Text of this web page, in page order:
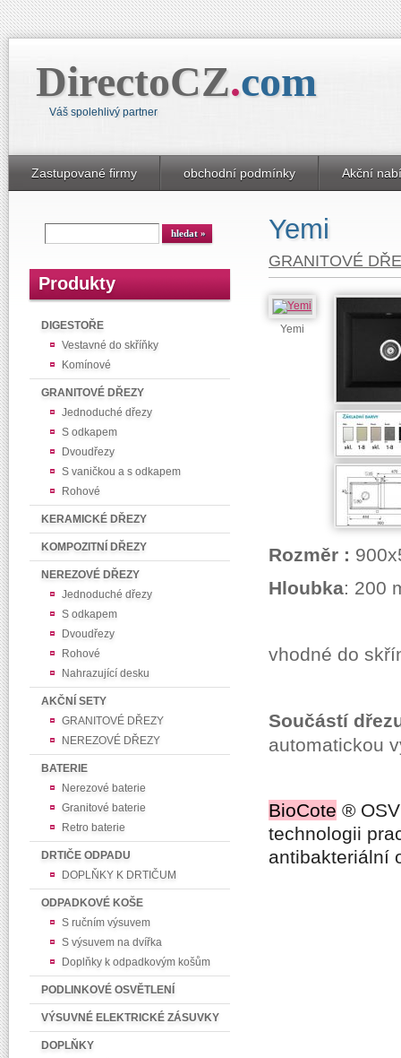
DirectoCZ.com
Váš spolehlivý partner
Zastupované firmy obchodní podmínky Akční
Produkty
DIGESTOŘE
Vestavné do skříňky
Komínové
GRANITOVÉ DŘEZY
Jednoduché dřezy
S odkapem
Dvoudřezy
S vaničkou a s odkapem
Rohové
KERAMICKÉ DŘEZY
KOMPOZITNÍ DŘEZY
NEREZOVÉ DŘEZY
Jednoduché dřezy
S odkapem
Dvoudřezy
Rohové
Nahrazující desku
AKČNÍ SETY
GRANITOVÉ DŘEZY
NEREZOVÉ DŘEZY
BATERIE
Nerezové baterie
Granitové baterie
Retro baterie
DRTIČE ODPADU
DOPLŇKY K DRTIČUM
ODPADKOVÉ KOŠE
S ručním výsuvem
S výsuvem na dvířka
Doplňky k odpadkovým košům
PODLINKOVÉ OSVĚTLENÍ
VÝSUVNÉ ELEKTRICKÉ ZÁSUVKY
DOPLŇKY
Yemi
GRANITOVÉ
Yemi
Rozměr :
Hloubka: 200
vhodné do
Součástí
automatickou
BioCote ®
technologii
antibakteriální